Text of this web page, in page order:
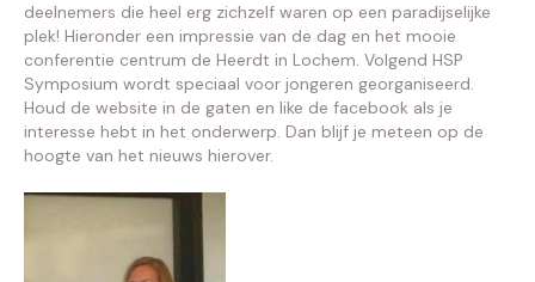
deelnemers die heel erg zichzelf waren op een paradijselijke
plek! Hieronder een impressie van de dag en het mooie
conferentie centrum de Heerdt in Lochem. Volgend HSP
Symposium wordt speciaal voor jongeren georganiseerd.
Houd de website in de gaten en like de facebook als je
interesse hebt in het onderwerp. Dan blijf je meteen op de
hoogte van het nieuws hierover.